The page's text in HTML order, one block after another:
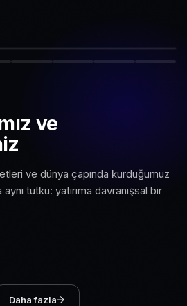
ve
ve dünya çapında kurduğumuz
tutku: yatırıma davranışsal bir
Daha fazla